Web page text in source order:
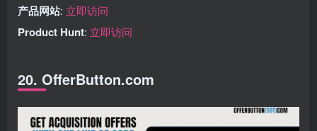
产品网站: 立即访问
Product Hunt: 立即访问
20. OfferButton.com